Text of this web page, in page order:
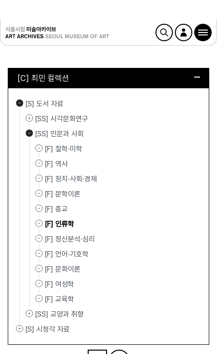
[C] 최민 컬렉션
[S] 도서 자료
[SS] 시각문화연구
[SS] 인문과 사회
[F] 철학·미학
[F] 역사
[F] 정치·사회·경제
[F] 문학이론
[F] 종교
[F] 인류학
[F] 정신분석·심리
[F] 언어·기호학
[F] 문화이론
[F] 여성학
[F] 교육학
[SS] 교양과 취향
[S] 시청각 자료